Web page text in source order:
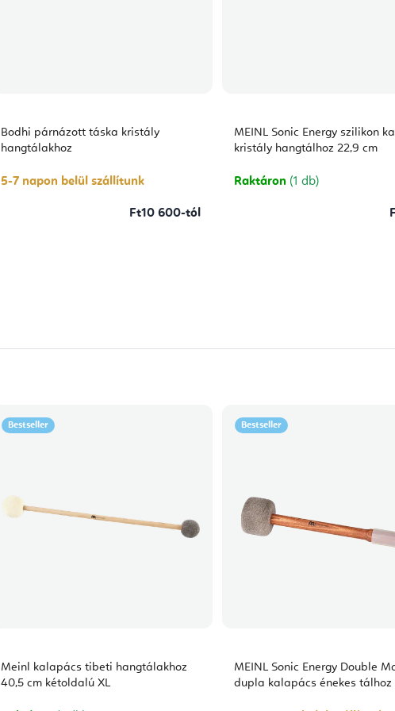
Bodhi párnázott táska kristály
hangtálakhoz
5-7 napon belül szállítunk
Ft10 600-tól
MEINL Sonic Energy szilikon
kristály hangtálhoz 22,9 cm
Raktáron (1 db)
Bestseller
Meinl kalapács tibeti hangtálakhoz
40,5 cm kétoldalú XL
Bestseller
MEINL Sonic Energy Double
dupla kalapács énekes tálhoz